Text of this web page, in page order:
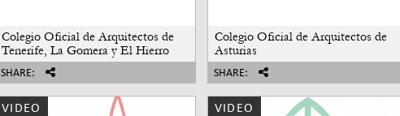
Colegio Oficial de Arquitectos de
Tenerife, La Gomera y El Hierro
SHARE:
Colegio Oficial de Arquitectos de
Asturias
SHARE:
VIDEO VIDEO